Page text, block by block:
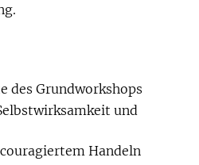
des Grundworkshops
und
Handeln